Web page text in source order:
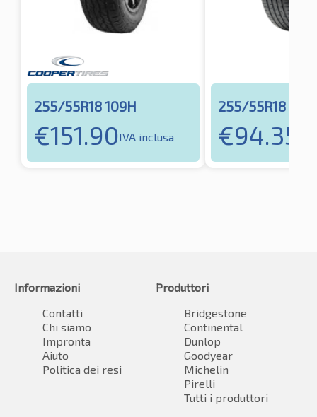
255/55R18 109H
€151.90IVA inclusa
255/55R18
€94.35
Informazioni
Contatti
Chi siamo
Impronta
Aiuto
Politica dei resi
Produttori
Bridgestone
Continental
Dunlop
Goodyear
Michelin
Pirelli
Tutti i produttori